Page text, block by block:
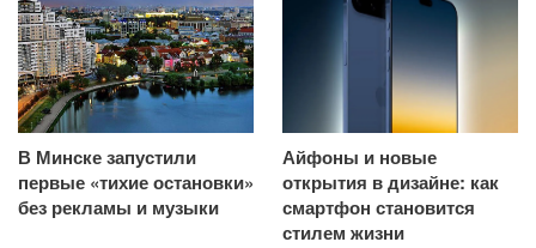
В Минске запустили
первые «тихие остановки»
без рекламы и музыки
Айфоны и новые
открытия в дизайне: как
смартфон становится
стилем жизни